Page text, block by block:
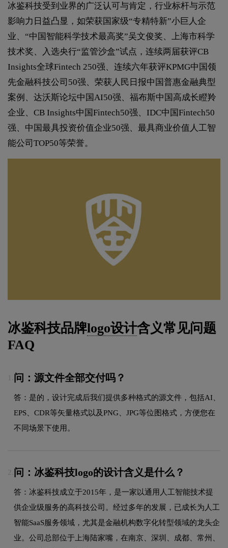
冰鉴科技受到业界的广泛认可与肯定，行业标杆与示范
影响力日益凸显，如荣获国家级“专精特新”小巨人企
业、“中国智能科学技术最高奖”吴文俊奖、上海市科学
技术奖、入选央行“监管沙盒”试点，连续两届获评CB
Insights全球Fintech 250强、连续六年获评KPMG中国领
先金融科技公司50强、荣获人民日报中国普惠金融典型
案例、达沃斯论坛中国AI50强、福布斯中国高成长瞪羚
企业、CB Insights中国Fintech50强、IDC中国Fintech50
强、中国最具投资价值企业50强、最具商业价值人工智
能公司TOP50等荣誉。
冰鉴科技品牌logo设计含义常见问题
FAQ
问：源文件全部交付吗？
答：是的，设计完成后我们提供多种格式的源文件，包括AI、
EPS、CDR等矢量格式以及PNG、JPG等位图格式，方便您在
不同场景下使用。
2. 问：冰鉴科技logo的设计含义是什么？
答：冰鉴科技成立于2015年，是一家以通用人工智能技术提
供企业级服务的高科技公司。经过多年的发展，已成长为人工
智能SaaS服务领域，尤其是金融机构数字化转型领域的龙头企
业。公司总部位于上海陆家嘴，在南京、深圳、成都、常州、